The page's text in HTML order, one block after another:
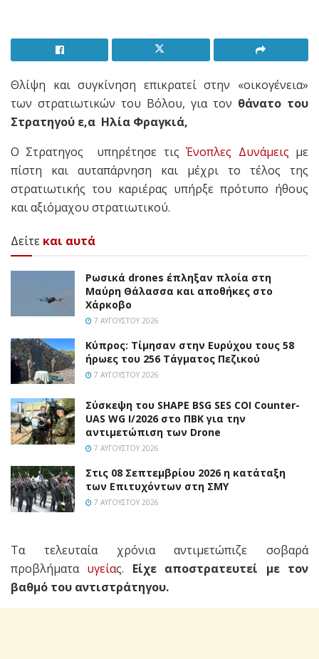
Θλίψη και συγκίνηση επικρατεί στην «οικογένεια»
των στρατιωτικών του Βόλου, για τον θάνατο του
Στρατηγού ε,α Ηλία Φραγκιά,
Ο Στρατηγος υπηρέτησε τιςΈνοπλες Δυνάμεις με
πίστη και αυταπάρνηση και μέχρι το τέλος της
στρατιωτικής του καριέρας υπήρξε πρότυπο ήθους
και αξιόμαχου στρατιωτικού.
Δείτε και αυτά
Ρωσικά drones έπληξαν πλοία στη
Μαύρη Θάλασσα και αποθήκες στο
Χάρκοβο
7 ΑΥΓΟΎΣΤΟΥ 2026
Κύπρος: Τίμησαν στην Ευρύχου τους 58
ήρωες του 256 Τάγματος Πεζικού
7 ΑΥΓΟΎΣΤΟΥ 2026
Σύσκεψη του SHAPE BSG SES COI Counter-
UAS WG I/2026 στο ΠΒΚ για την
αντιμετώπιση των Drone
7 ΑΥΓΟΎΣΤΟΥ 2026
Στις 08 Σεπτεμβρίου 2026 η κατάταξη
των Επιτυχόντων στη ΣΜΥ
7 ΑΥΓΟΎΣΤΟΥ 2026
Τα τελευταία χρόνια αντιμετώπιζε σοβαρά
προβλήματα υγείας. Είχε αποστρατευτεί με τον
βαθμό του αντιστράτηγου.